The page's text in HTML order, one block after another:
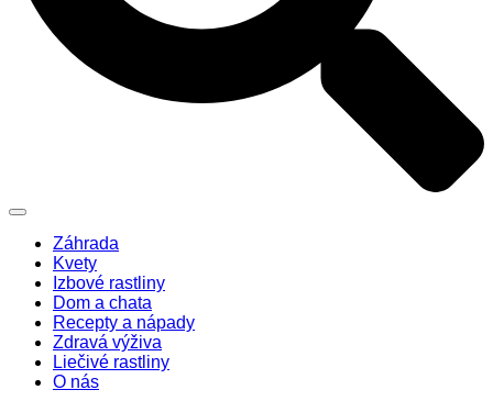
Záhrada
Kvety
Izbové rastliny
Dom a chata
Recepty a nápady
Zdravá výživa
Liečivé rastliny
O nás